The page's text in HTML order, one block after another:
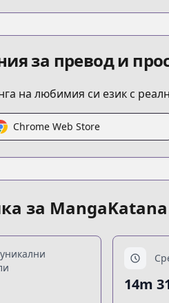
за превод и
на любимия си език с
Chrome Web Store
за MangaKatana
14m